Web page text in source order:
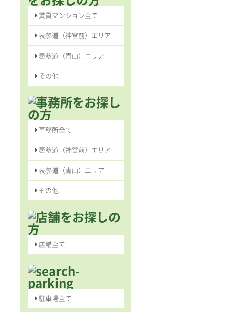
賃貸マンション全て
表参道（神宮前）エリア
表参道（青山）エリア
その他
事務所全て
表参道（神宮前）エリア
表参道（青山）エリア
その他
店舗全て
駐車場全て